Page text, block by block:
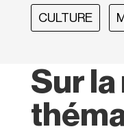
CULTURE
Sur la